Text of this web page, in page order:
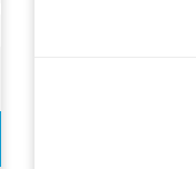
каталоге ANC